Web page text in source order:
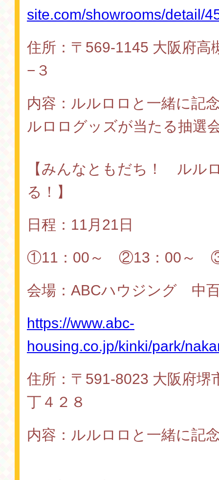
site.com/showrooms/detail/
住所：〒569-1145 大阪府高
−３
内容：ルルロロと一緒に記
ルロログッズが当たる抽選
【みんなともだち！ ルル
る！】
日程：11月21日
①11：00～ ②13：00～
会場：ABCハウジング 中
https://www.abc-
housing.co.jp/kinki/park/
住所：〒591-8023 大阪府堺
丁４２８
内容：ルルロロと一緒に記